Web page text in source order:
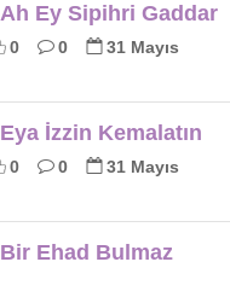
Ey Sipihri Gaddar
0 0
31 Mayıs
İzzin Kemalatın
0 0
31 Mayıs
Ehad Bulmaz